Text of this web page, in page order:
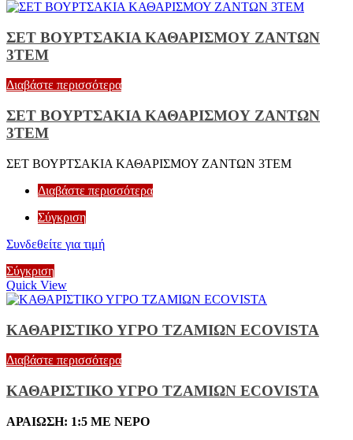
ΣΕΤ ΒΟΥΡΤΣΑΚΙΑ ΚΑΘΑΡΙΣΜΟΥ ΖΑΝΤΩΝ
3ΤΕΜ
Διαβάστε περισσότερα
ΣΕΤ ΒΟΥΡΤΣΑΚΙΑ ΚΑΘΑΡΙΣΜΟΥ ΖΑΝΤΩΝ
3ΤΕΜ
ΣΕΤ ΒΟΥΡΤΣΑΚΙΑ ΚΑΘΑΡΙΣΜΟΥ ΖΑΝΤΩΝ 3ΤΕΜ
Διαβάστε περισσότερα
Σύγκριση
Συνδεθείτε για τιμή
Σύγκριση
Quick View
ΚΑΘΑΡΙΣΤΙΚΟ ΥΓΡΟ ΤΖΑΜΙΩΝ ECOVISTA
Διαβάστε περισσότερα
ΚΑΘΑΡΙΣΤΙΚΟ ΥΓΡΟ ΤΖΑΜΙΩΝ ECOVISTA
ΑΡΑΙΩΣΗ: 1:5 ΜΕ ΝΕΡΟ